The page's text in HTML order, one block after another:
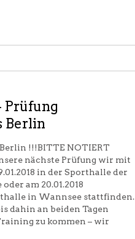
Prüfung
Berlin
!!!BITTE NOTIERT
nächste Prüfung wir mit
in der Sporthalle der
am 20.01.2018
in Wannsee stattfinden.
dahin an beiden Tagen
zu kommen – wir